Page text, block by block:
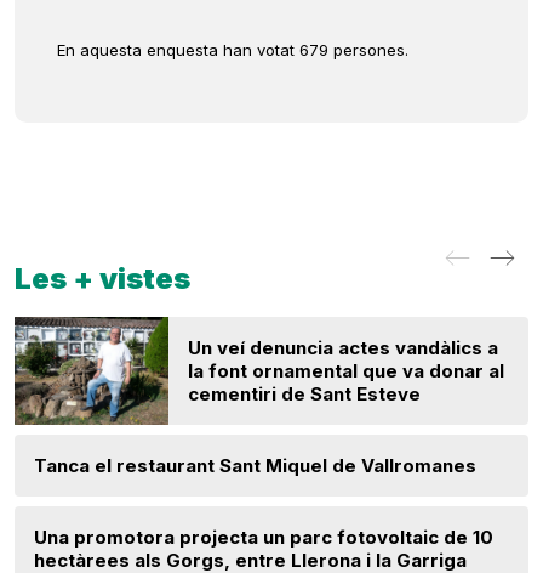
En aquesta enquesta han votat 679 persones.
Les + vistes
Un veí denuncia actes vandàlics a
la font ornamental que va donar al
cementiri de Sant Esteve
Tanca el restaurant Sant Miquel de Vallromanes
Una promotora projecta un parc fotovoltaic de 10
hectàrees als Gorgs, entre Llerona i la Garriga